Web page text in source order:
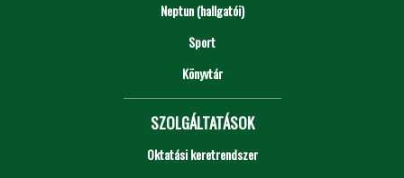
Neptun (hallgatói)
Sport
Könyvtár
SZOLGÁLTATÁSOK
Oktatási keretrendszer